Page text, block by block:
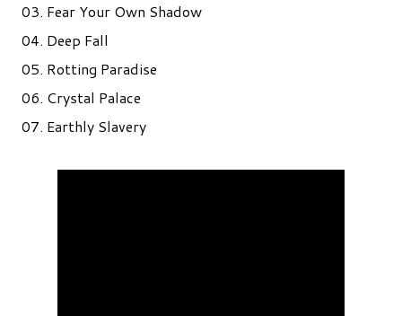
03. Fear Your Own Shadow
04. Deep Fall
05. Rotting Paradise
06. Crystal Palace
07. Earthly Slavery